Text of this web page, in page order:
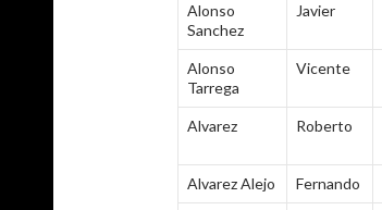
Alonso
Sanchez
Javier
Alonso
Tarrega
Vicente
Alvarez Roberto
Alvarez Alejo Fernando